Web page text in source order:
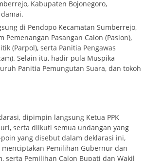
Kabupaten Bojonegoro,
di Pendopo Kecamatan Sumberrejo,
Pasangan Calon (Paslon),
(Parpol), serta Panitia Pengawas
Selain itu, hadir pula Muspika
Panitia Pemungutan Suara, dan tokoh
dipimpin langsung Ketua PPK
serta diikuti semua undangan yang
yang disebut dalam deklarasi ini,
Pemilihan Gubernur dan
serta Pemilihan Calon Bupati dan Wakil